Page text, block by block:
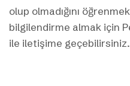
olup olmadığını
bilgilendirme almak için
ile iletişime geçebilirsiniz.